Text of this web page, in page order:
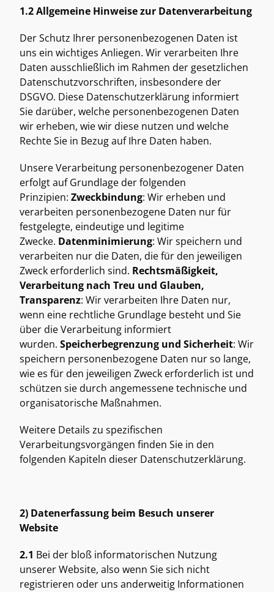
1.2 Allgemeine Hinweise zur Datenverarbeitung
Der Schutz Ihrer personenbezogenen Daten ist
uns ein wichtiges Anliegen. Wir verarbeiten Ihre
Daten ausschließlich im Rahmen der gesetzlichen
Datenschutzvorschriften, insbesondere der
DSGVO. Diese Datenschutzerklärung informiert
Sie darüber, welche personenbezogenen Daten
wir erheben, wie wir diese nutzen und welche
Rechte Sie in Bezug auf Ihre Daten haben.
Unsere Verarbeitung personenbezogener Daten
erfolgt auf Grundlage der folgenden
Prinzipien: Zweckbindung: Wir erheben und
verarbeiten personenbezogene Daten nur für
festgelegte, eindeutige und legitime
Zwecke. Datenminimierung: Wir speichern und
verarbeiten nur die Daten, die für den jeweiligen
Zweck erforderlich sind. Rechtsmäßigkeit,
Verarbeitung nach Treu und Glauben,
Transparenz: Wir verarbeiten Ihre Daten nur,
wenn eine rechtliche Grundlage besteht und Sie
über die Verarbeitung informiert
wurden. Speicherbegrenzung und Sicherheit: Wir
speichern personenbezogene Daten nur so lange,
wie es für den jeweiligen Zweck erforderlich ist und
schützen sie durch angemessene technische und
organisatorische Maßnahmen.
Weitere Details zu spezifischen
Verarbeitungsvorgängen finden Sie in den
folgenden Kapiteln dieser Datenschutzerklärung.
2) Datenerfassung beim Besuch unserer
Website
2.1 Bei der bloß informatorischen Nutzung
unserer Website, also wenn Sie sich nicht
registrieren oder uns anderweitig Informationen